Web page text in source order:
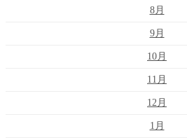
8月
9月
10月
11月
12月
1月